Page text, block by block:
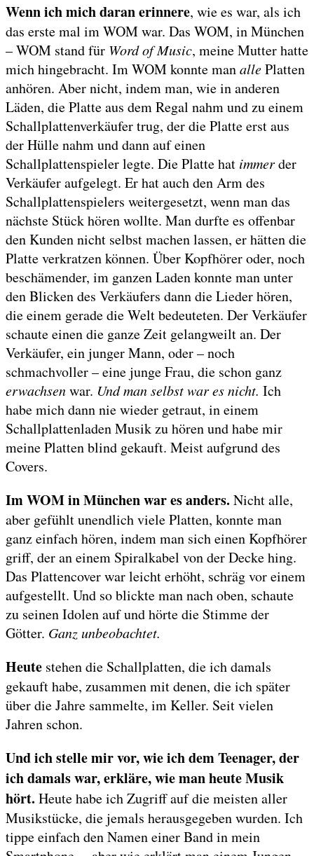
Wenn ich mich daran erinnere, wie es war, als ich
das erste mal im WOM war. Das WOM, in München
– WOM stand für Word of Music, meine Mutter hatte
mich hingebracht. Im WOM konnte manallePlatten
anhören. Aber nicht, indem man, wie in anderen
Läden, die Platte aus dem Regal nahm und zu einem
Schallplattenverkäufer trug, der die Platte erst aus
der Hülle nahm und dann auf einen
Schallplattenspieler legte. Die Platte hat immerder
Verkäufer aufgelegt. Er hat auch den Arm des
Schallplattenspielers weitergesetzt, wenn man das
nächste Stück hören wollte. Man durfte es offenbar
den Kunden nicht selbst machen lassen, er hätten die
Platte verkratzen können. Über Kopfhörer oder, noch
beschämender, im ganzen Laden konnte man unter
den Blicken des Verkäufers dann die Lieder hören,
die einem gerade die Welt bedeuteten. Der Verkäufer
schaute einen die ganze Zeit gelangweilt an. Der
Verkäufer, ein junger Mann, oder – noch
schmachvoller – eine junge Frau, die schon ganz
erwachsenwar. Und man selbst war es nicht. Ich
habe mich dann nie wieder getraut, in einem
Schallplattenladen Musik zu hören und habe mir
meine Platten blind gekauft. Meist aufgrund des
Covers.
Im WOM in München war es anders. Nicht alle,
aber gefühlt unendlich viele Platten, konnte man
ganz einfach hören, indem man sich einen Kopfhörer
griff, der an einem Spiralkabel von der Decke hing.
Das Plattencover war leicht erhöht, schräg vor einem
aufgestellt. Und so blickte man nach oben, schaute
zu seinen Idolen auf und hörte die Stimme der
Götter. Ganz unbeobachtet.
Heute stehen die Schallplatten, die ich damals
gekauft habe, zusammen mit denen, die ich später
über die Jahre sammelte, im Keller. Seit vielen
Jahren schon.
Und ich stelle mir vor, wie ich dem Teenager, der
ich damals war, erkläre, wie man heute Musik
hört. Heute habe ich Zugriff auf die meisten aller
Musikstücke, die jemals herausgegeben wurden. Ich
tippe einfach den Namen einer Band in mein